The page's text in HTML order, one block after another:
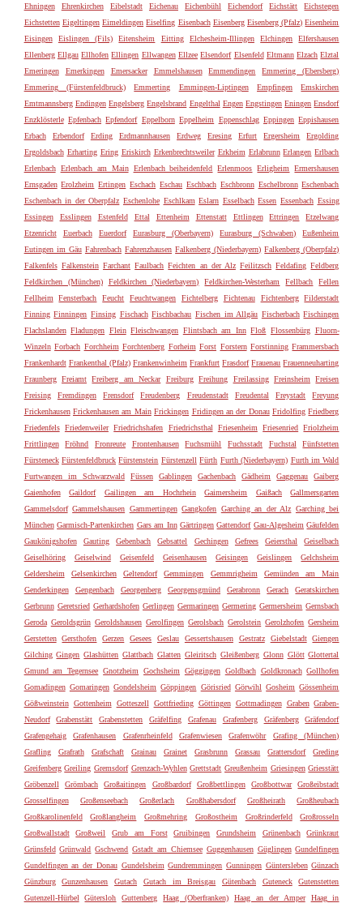
Ehningen
Ehrenkirchen Eibelstadt Eichenau Eichenbühl Eichendorf Eichstätt
Eichstegen
Eichstetten Eigeltingen Eimeldingen Eiselfing Eisenbach Eisenberg Eisenberg (Pfalz) Eisenheim
Eisingen
Eislingen (Fils) Eitensheim Eitting Elchesheim-Illingen Elchingen
Elfershausen
Ellenberg Ellgau Ellhofen Ellingen Ellwangen Ellzee Elsendorf Elsenfeld Eltmann Elzach Elztal
Emeringen
Emerkingen Emersacker Emmelshausen Emmendingen
Emmering (Ebersberg)
Emmering (Fürstenfeldbruck)
Emmerting Emmingen-Liptingen Empfingen
Emskirchen
Emtmannsberg Endingen Engelsberg Engelsbrand Engelthal Engen Engstingen Eningen Ensdorf
Enzklösterle Epfenbach Epfendorf Eppelborn Eppelheim Eppenschlag Eppingen Eppishausen
Erbach
Erbendorf Erding Erdmannhausen Erdweg Eresing Erfurt Ergersheim
Ergolding
Ergoldsbach Erharting Ering Eriskirch Erkenbrechtsweiler Erkheim Erlabrunn Erlangen Erlbach
Erlenbach Erlenbach am Main Erlenbach beiheidenfeld Erlenmoos Erligheim
Ermershausen
Ernsgaden Erolzheim Ertingen Eschach Eschau Eschbach Eschbronn Eschelbronn Eschenbach
Eschenbach in der Oberpfalz Eschenlohe Eschlkam Eslarn Esselbach Essen Essenbach Essing
Essingen
Esslingen Estenfeld Ettal Ettenheim Ettenstatt Ettlingen Ettringen
Etzelwang
Etzenricht
Euerbach Euerdorf Eurasburg (Oberbayern) Eurasburg (Schwaben)
Eußenheim
Eutingen im Gäu Fahrenbach Fahrenzhausen Falkenberg (Niederbayern) Falkenberg (Oberpfalz)
Falkenfels Falkenstein Farchant Faulbach Feichten an der Alz Feilitzsch Feldafing Feldberg
Feldkirchen (München)
Feldkirchen (Niederbayern) Feldkirchen-Westerham Fellbach
Fellen
Fellheim
Fensterbach Feucht Feuchtwangen Fichtelberg Fichtenau Fichtenberg
Filderstadt
Finning Finningen Finsing Fischach Fischbachau Fischen im Allgäu Fischerbach Fischingen
Flachslanden Fladungen Flein Fleischwangen Flintsbach am Inn Floß Flossenbürg Fluorn-
Winzeln Forbach Forchheim Forchtenberg Forheim Forst Forstern Forstinning Frammersbach
Frankenhardt Frankenthal (Pfalz) Frankenwinheim Frankfurt Frasdorf Frauenau Frauenneuharting
Fraunberg Freiamt Freiberg am Neckar Freiburg Freihung Freilassing Freinsheim
Freisen
Freising
Fremdingen Frensdorf Freudenberg Freudenstadt Freudental Freystadt
Freyung
Frickenhausen Frickenhausen am Main Frickingen Fridingen an der Donau Fridolfing Friedberg
Friedenfels Friedenweiler Friedrichshafen Friedrichsthal Friesenheim Friesenried Friolzheim
Frittlingen
Fröhnd Fronreute Frontenhausen Fuchsmühl Fuchsstadt Fuchstal
Fünfstetten
Fürsteneck Fürstenfeldbruck Fürstenstein Fürstenzell Fürth Furth (Niederbayern) Furth im Wald
Furtwangen im Schwarzwald
Füssen Gablingen Gachenbach Gädheim Gaggenau
Gaiberg
Gaienhofen
Gaildorf Gailingen am Hochrhein Gaimersheim Gaißach
Gallmersgarten
Gammelsdorf Gammelshausen Gammertingen Gangkofen Garching an der Alz Garching bei
München Garmisch-Partenkirchen Gars am Inn Gärtringen Gattendorf Gau-Algesheim Gäufelden
Gaukönigshofen
Gauting Gebenbach Gebsattel Gechingen Gefrees Geiersthal
Geiselbach
Geiselhöring
Geiselwind Geisenfeld Geisenhausen Geisingen Geislingen
Gelchsheim
Geldersheim
Gelsenkirchen Geltendorf Gemmingen Gemmrigheim
Gemünden am Main
Genderkingen
Gengenbach Georgenberg Georgensgmünd Gerabronn Gerach
Geratskirchen
Gerbrunn Geretsried Gerhardshofen Gerlingen Germaringen Germering Germersheim Gernsbach
Geroda Geroldsgrün Geroldshausen Gerolfingen Gerolsbach Gerolstein Gerolzhofen Gersheim
Gerstetten
Gersthofen Gerzen Gesees Geslau Gessertshausen Gestratz Giebelstadt
Giengen
Gilching Gingen Glashütten Glattbach Glatten Gleiritsch Gleißenberg Glonn Glött Glottertal
Gmund am Tegernsee Gnotzheim Gochsheim Göggingen Goldbach Goldkronach Gollhofen
Gomadingen Gomaringen Gondelsheim Göppingen Görisried Görwihl Gosheim Gössenheim
Gößweinstein Gottenheim Gotteszell Gottfrieding Göttingen Gottmadingen Graben Graben-
Neudorf
Grabenstätt Grabenstetten Gräfelfing Grafenau Grafenberg Gräfenberg
Gräfendorf
Grafengehaig
Grafenhausen Grafenrheinfeld Grafenwiesen Grafenwöhr
Grafing (München)
Grafling
Grafrath Grafschaft Grainau Grainet Grasbrunn Grassau Grattersdorf
Greding
Greifenberg Greiling Gremsdorf Grenzach-Wyhlen Grettstadt Greußenheim Griesingen Griesstätt
Gröbenzell
Grömbach Großaitingen Großbardorf Großbettlingen Großbottwar
Großeibstadt
Grosselfingen
Großenseebach Großerlach Großhabersdorf Großheirath
Großheubach
Großkarolinenfeld
Großlangheim Großmehring Großostheim Großrinderfeld
Großrosseln
Großwallstadt
Großweil Grub am Forst Gruibingen Grundsheim Grünenbach
Grünkraut
Grünsfeld Grünwald Gschwend Gstadt am Chiemsee Guggenhausen Güglingen Gundelfingen
Gundelfingen an der Donau Gundelsheim Gundremmingen Gunningen Güntersleben Günzach
Günzburg
Gunzenhausen Gutach Gutach im Breisgau Gütenbach Guteneck
Gutenstetten
Gutenzell-Hürbel
Gütersloh Guttenberg Haag (Oberfranken) Haag an der Amper
Haag in